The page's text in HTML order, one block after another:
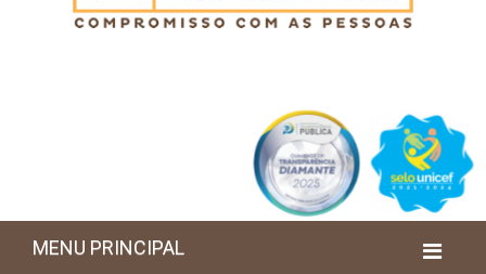
MENU PRINCIPAL